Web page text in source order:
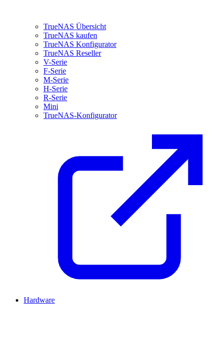
TrueNAS Übersicht
TrueNAS kaufen
TrueNAS Konfigurator
TrueNAS Reseller
V-Serie
F-Serie
M-Serie
H-Serie
R-Serie
Mini
TrueNAS-Konfigurator
Hardware